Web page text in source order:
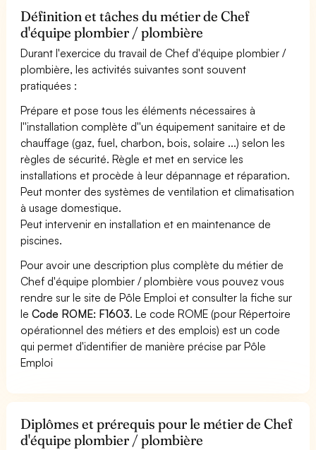
Définition et tâches du métier de Chef
d'équipe plombier / plombière
Durant l'exercice du travail de Chef d'équipe plombier /
plombière, les activités suivantes sont souvent
pratiquées :
Prépare et pose tous les éléments nécessaires à
l''installation complète d''un équipement sanitaire et de
chauffage (gaz, fuel, charbon, bois, solaire ...) selon les
règles de sécurité. Règle et met en service les
installations et procède à leur dépannage et réparation.
Peut monter des systèmes de ventilation et climatisation
à usage domestique.
Peut intervenir en installation et en maintenance de
piscines.
Pour avoir une description plus complète du métier de
Chef d'équipe plombier / plombière vous pouvez vous
rendre sur le site de Pôle Emploi et consulter la fiche sur
leCode ROME: F1603. Le code ROME (pour Répertoire
opérationnel des métiers et des emplois) est un code
qui permet d'identifier de manière précise par Pôle
Emploi
Diplômes et prérequis pour le métier de Chef
d'équipe plombier / plombière